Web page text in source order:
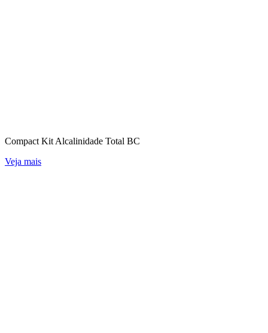
Compact Kit Alcalinidade Total BC
Veja mais